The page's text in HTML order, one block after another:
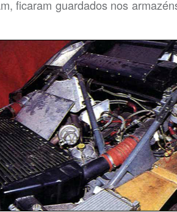
ficaram guardados nos